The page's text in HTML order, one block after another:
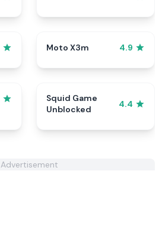
Moto X3m 4.9
Squid Game
Unblocked
4.4
Advertisement